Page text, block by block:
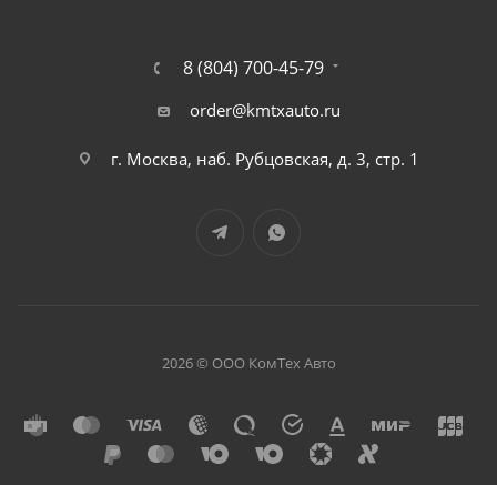
8 (804) 700-45-79
order@kmtxauto.ru
г. Москва, наб. Рубцовская, д. 3, стр. 1
2026 © ООО КомТех Авто